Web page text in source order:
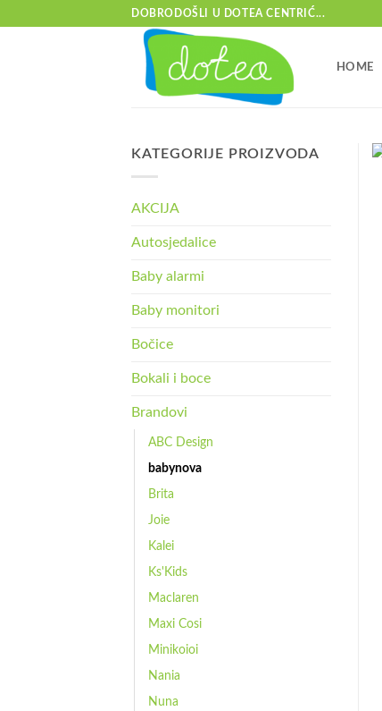
DOBRODOŠLI U DOTEA CENTRIĆ...
HOME
KATEGORIJE PROIZVODA
AKCIJA
Autosjedalice
Baby alarmi
Baby monitori
Bočice
Bokali i boce
Brandovi
ABC Design
babynova
Brita
Joie
Kalei
Ks'Kids
Maclaren
Maxi Cosi
Minikoioi
Nania
Nuna